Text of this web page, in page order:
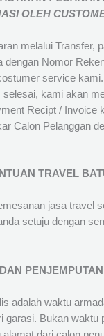
OLEH
melalui Transfer,
dengan Nomor
service kami.
selesai, kami akan
Recipt / Invoice
Calon Pelanggan
TRAVEL
jasa travel
setuju dengan
PENJEMPUTAN
adalah waktu
garasi. Bukan waktu